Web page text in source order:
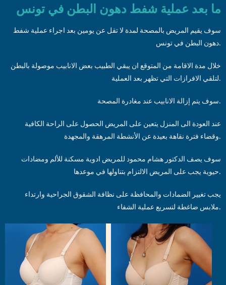
ما بعد عملية شفط دهون البطن في تونس
سوف يقيم المريض بالمصحة لمدة لا تقل عن يومين بعد اجراء عملية شفط
دهون البطن في تونس.
لتلقي الافرازات التي تظهر بعد العملية.
سوف يتم إزالة الانابيب عند مغادرة المصحة.
عند العودة الى المنزل يتعين على المريض الحصول على الراحة الكافية
وقضاء فترة نقاهة بعيدة عن الأنشطة المرهقة والمجهدة.
سوف يصف الدكتور هشام محمود للمريض ادوية مسكنة للألم ومضادات
حيوية يجب على المريض الالتزام بتناولها في موعدها.
يجب تغيير الضمادات والمحافظة على نظافة الشقوق الجراحية وارتداء
ملابس ضاغطة لتسريع عملية الشفاء.